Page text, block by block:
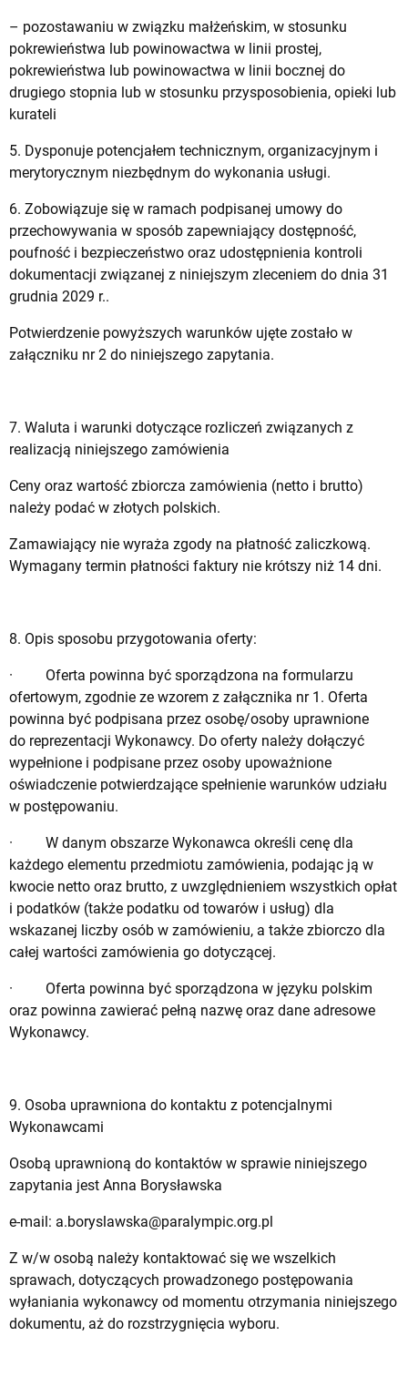
– pozostawaniu w związku małżeńskim, w stosunku
pokrewieństwa lub powinowactwa w linii prostej,
pokrewieństwa lub powinowactwa w linii bocznej do
drugiego stopnia lub w stosunku przysposobienia, opieki lub
kurateli
5. Dysponuje potencjałem technicznym, organizacyjnym i
merytorycznym niezbędnym do wykonania usługi.
6. Zobowiązuje się w ramach podpisanej umowy do
przechowywania w sposób zapewniający dostępność,
poufność i bezpieczeństwo oraz udostępnienia kontroli
dokumentacji związanej z niniejszym zleceniem do dnia 31
grudnia 2029 r..
Potwierdzenie powyższych warunków ujęte zostało w
załączniku nr 2 do niniejszego zapytania.
7. Waluta i warunki dotyczące rozliczeń związanych z
realizacją niniejszego zamówienia
Ceny oraz wartość zbiorcza zamówienia (netto i brutto)
należy podać w złotych polskich.
Zamawiający nie wyraża zgody na płatność zaliczkową.
Wymagany termin płatności faktury nie krótszy niż 14 dni.
8. Opis sposobu przygotowania oferty:
· Oferta powinna być sporządzona na formularzu
ofertowym, zgodnie ze wzorem z załącznika nr 1. Oferta
powinna być podpisana przez osobę/osoby uprawnione
do reprezentacji Wykonawcy. Do oferty należy dołączyć
wypełnione i podpisane przez osoby upoważnione
oświadczenie potwierdzające spełnienie warunków udziału
w postępowaniu.
· W danym obszarze Wykonawca określi cenę dla
każdego elementu przedmiotu zamówienia, podając ją w
kwocie netto oraz brutto, z uwzględnieniem wszystkich opłat
i podatków (także podatku od towarów i usług) dla
wskazanej liczby osób w zamówieniu, a także zbiorczo dla
całej wartości zamówienia go dotyczącej.
· Oferta powinna być sporządzona w języku polskim
oraz powinna zawierać pełną nazwę oraz dane adresowe
Wykonawcy.
9. Osoba uprawniona do kontaktu z potencjalnymi
Wykonawcami
Osobą uprawnioną do kontaktów w sprawie niniejszego
zapytania jest Anna Borysławska
e-mail: a.boryslawska@paralympic.org.pl
Z w/w osobą należy kontaktować się we wszelkich
sprawach, dotyczących prowadzonego postępowania
wyłaniania wykonawcy od momentu otrzymania niniejszego
dokumentu, aż do rozstrzygnięcia wyboru.